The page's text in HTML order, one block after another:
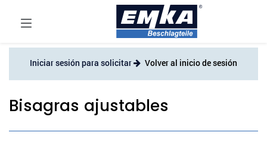
Iniciar sesión para solicitar Volver al inicio de sesión
Bisagras ajustables